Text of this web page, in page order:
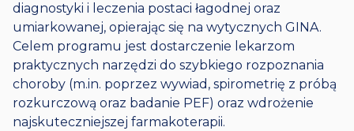
diagnostyki i leczenia postaci łagodnej oraz
umiarkowanej, opierając się na wytycznych GINA.
Celem programu jest dostarczenie lekarzom
praktycznych narzędzi do szybkiego rozpoznania
choroby (m.in. poprzez wywiad, spirometrię z próbą
rozkurczową oraz badanie PEF) oraz wdrożenie
najskuteczniejszej farmakoterapii.